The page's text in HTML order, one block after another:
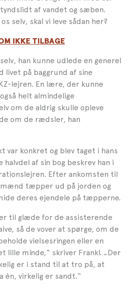
af vandet og sæben.
selv, skal vi leve sådan her?
IKKE TILBAGE
han kunne udlede en generel
livet på baggrund af sine
lejren. En lære, der kunne
helt almindelige
om de aldrig skulle opleve
om de rædsler, han
var konkret og blev taget i hans
af sin bog beskrev han i
Efter ankomsten til
tæpper ud på jorden og
deres ejendele på tæpperne.
til glæde for de assisterende
så de vover at spørge, om de
vielsesringen eller en
lille minde,“ skriver Frankl. „Der
er i stand til at tro på, at
én, virkelig er sandt.“